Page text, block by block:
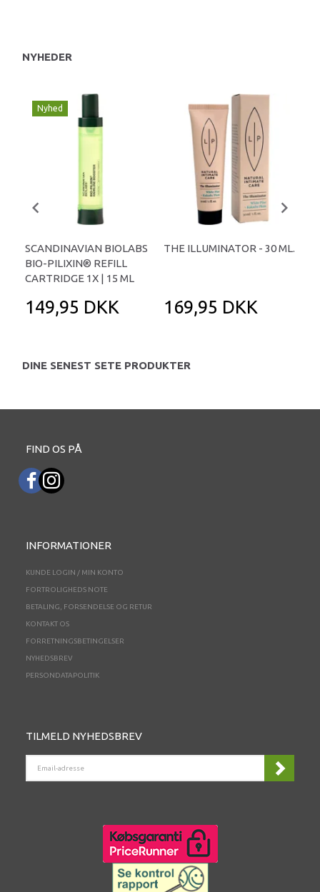
NYHEDER
Nyhed
SCANDINAVIAN BIOLABS
BIO-PILIXIN® REFILL
CARTRIDGE 1X | 15 ML
149,95 DKK
THE ILLUMINATOR - 30 ML.
169,95 DKK
DINE SENEST SETE PRODUKTER
FIND OS PÅ
INFORMATIONER
KUNDE LOGIN / MIN KONTO
FORTROLIGHEDS NOTE
BETALING, FORSENDELSE OG RETUR
KONTAKT OS
FORRETNINGSBETINGELSER
NYHEDSBREV
PERSONDATAPOLITIK
TILMELD NYHEDSBREV
ADRESSE